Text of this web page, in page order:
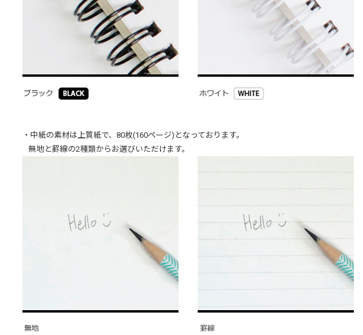
・中紙の素材は上質紙で、80枚(160ページ)となっております。
無地と罫線の2種類からお選びいただけます。